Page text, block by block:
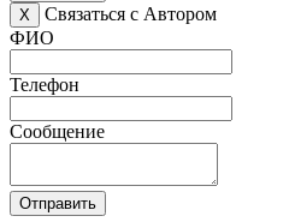
X
Связаться с Автором
ФИО
Телефон
Сообщение
Отправить